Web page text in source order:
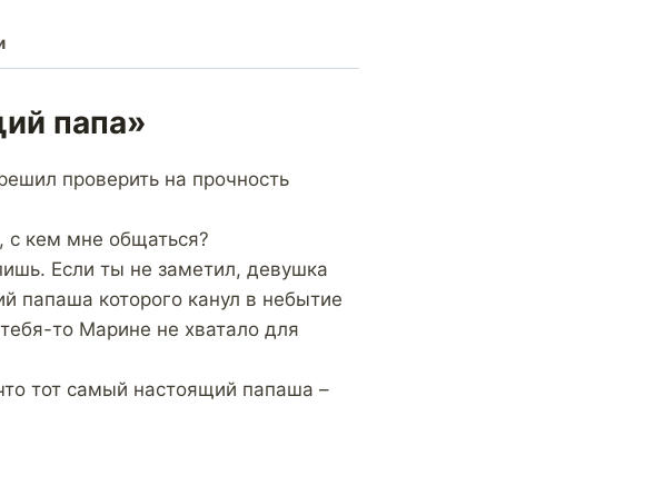
папа»
проверить на прочность
с кем мне общаться?
Если ты не заметил, девушка
папаша которого канул в небытие
то Марине не хватало для
тот самый настоящий папаша –